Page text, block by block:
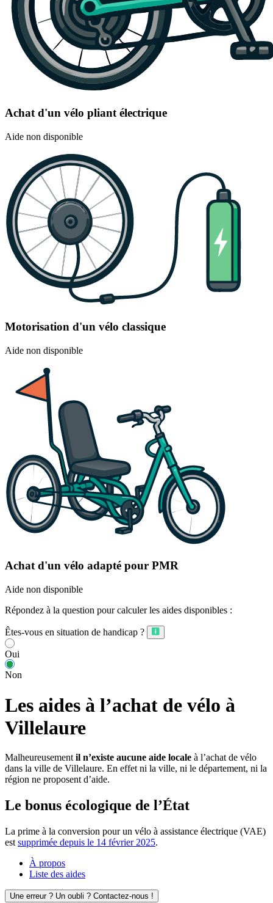
Achat d'un vélo pliant électrique
Aide non disponible
Motorisation d'un vélo classique
Aide non disponible
Achat d'un vélo adapté pour PMR
Aide non disponible
Répondez à la question pour calculer les aides disponibles :
Êtes-vous en situation de handicap ?
Oui
Non
Les aides à l’achat de vélo à
Villelaure
Malheureusement il n’existe aucune aide locale à l’achat de vélo
dans la ville de Villelaure. En effet ni la ville, ni le département, ni la
région ne proposent d’aide.
Le bonus écologique de l’État
La prime à la conversion pour un vélo à assistance électrique (VAE)
est supprimée depuis le 14 février 2025.
À propos
Liste des aides
Une erreur ? Un oubli ? Contactez-nous !